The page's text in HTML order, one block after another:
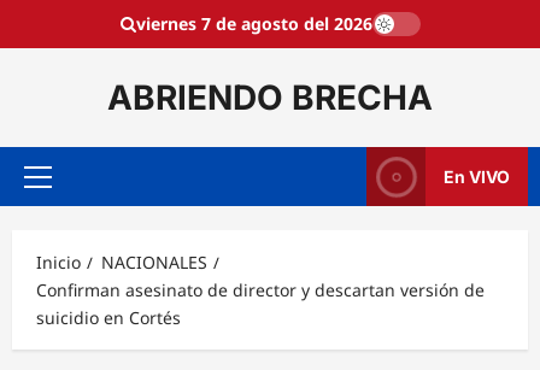
viernes 7 de agosto del 2026
ABRIENDO BRECHA
Menú
En VIVO
Inicio
NACIONALES
Confirman asesinato de director y descartan versión de
suicidio en Cortés